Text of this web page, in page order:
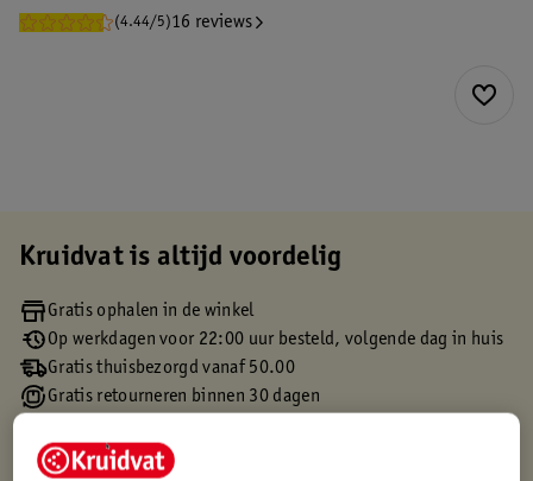
(4.44/5)16 reviews
Kruidvat is altijd voordelig
Gratis ophalen in de winkel
Op werkdagen voor 22:00 uur besteld, volgende dag in huis
Gratis thuisbezorgd vanaf 50.00
Gratis retourneren binnen 30 dagen